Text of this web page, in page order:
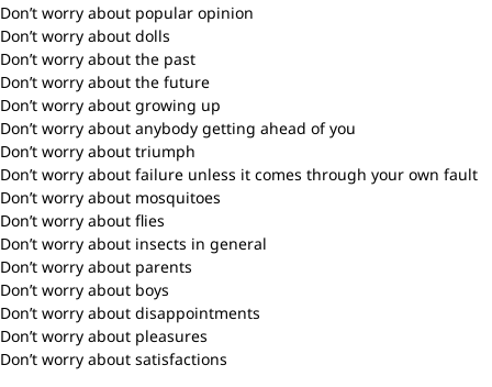
Don’t worry about popular opinion
Don’t worry about dolls
Don’t worry about the past
Don’t worry about the future
Don’t worry about growing up
Don’t worry about anybody getting ahead of you
Don’t worry about triumph
Don’t worry about failure unless it comes through your own fault
Don’t worry about mosquitoes
Don’t worry about flies
Don’t worry about insects in general
Don’t worry about parents
Don’t worry about boys
Don’t worry about disappointments
Don’t worry about pleasures
Don’t worry about satisfactions